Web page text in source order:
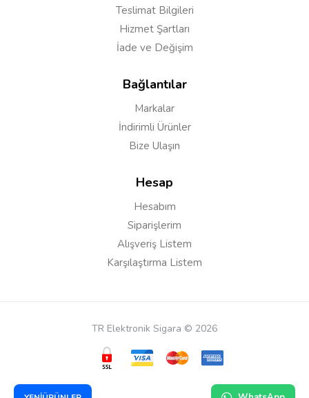
Teslimat Bilgileri
Hizmet Şartları
İade ve Değişim
Bağlantılar
Markalar
İndirimli Ürünler
Bize Ulaşın
Hesap
Hesabım
Siparişlerim
Alışveriş Listem
Karşılaştırma Listem
TR Elektronik Sigara © 2026